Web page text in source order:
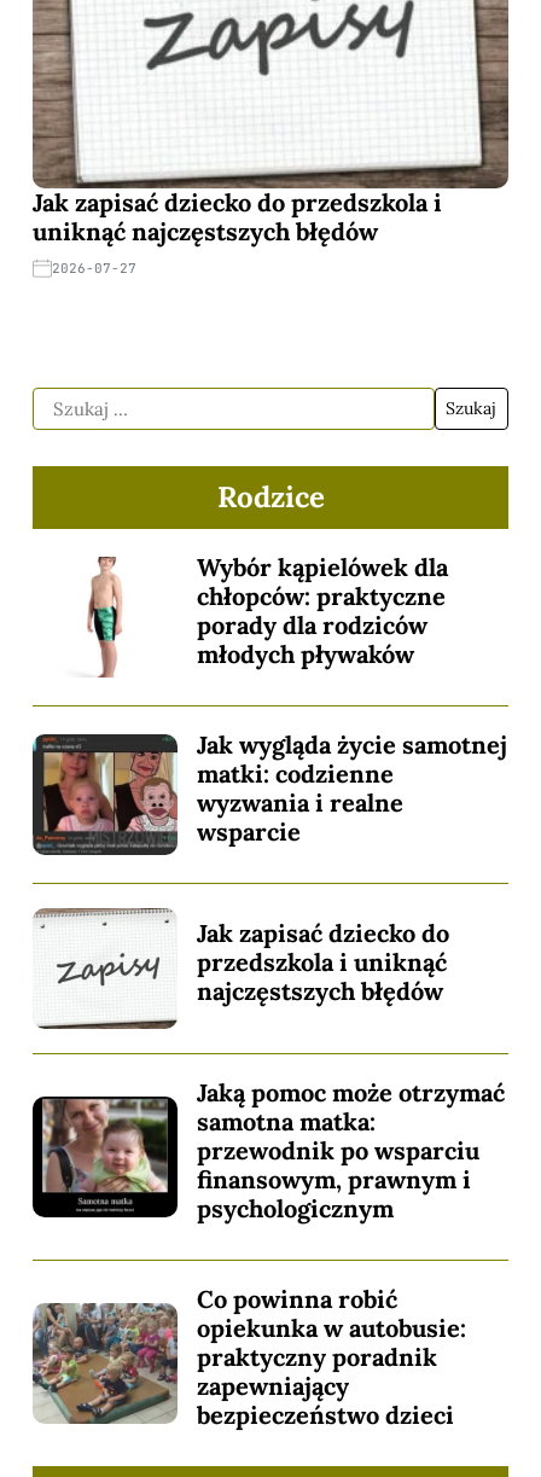
Jak zapisać dziecko do przedszkola i
uniknąć najczęstszych błędów
2026-07-27
Rodzice
Wybór kąpielówek dla
chłopców: praktyczne
porady dla rodziców
młodych pływaków
Jak wygląda życie samotnej
matki: codzienne
wyzwania i realne
wsparcie
Jak zapisać dziecko do
przedszkola i uniknąć
najczęstszych błędów
Jaką pomoc może otrzymać
samotna matka:
przewodnik po wsparciu
finansowym, prawnym i
psychologicznym
Co powinna robić
opiekunka w autobusie:
praktyczny poradnik
zapewniający
bezpieczeństwo dzieci